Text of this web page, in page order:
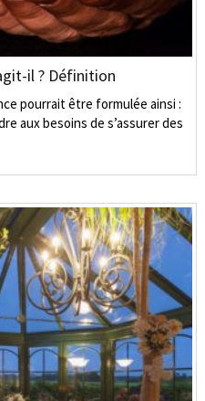
il ? Définition
pourrait être formulée ainsi :
aux besoins de s’assurer des